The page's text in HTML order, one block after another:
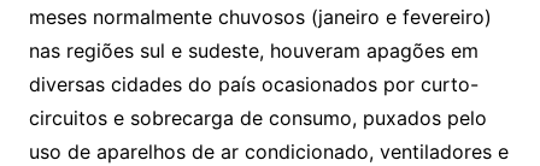
meses normalmente chuvosos (janeiro e fevereiro)
nas regiões sul e sudeste, houveram apagões em
diversas cidades do país ocasionados por curto-
circuitos e sobrecarga de consumo, puxados pelo
uso de aparelhos de ar condicionado, ventiladores e